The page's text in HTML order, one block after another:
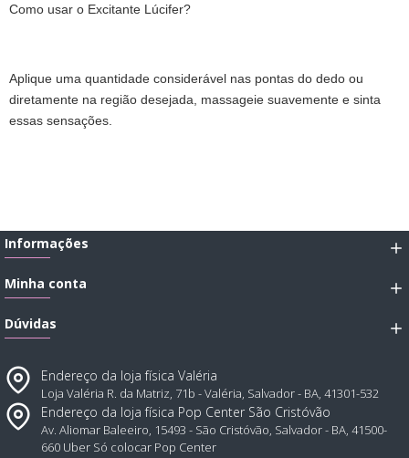
Como usar o Excitante Lúcifer?
Aplique uma quantidade considerável nas pontas do dedo ou
diretamente na região desejada, massageie suavemente e sinta
essas sensações.
Informações
Minha conta
Dúvidas
Endereço da loja física Valéria
Loja Valéria R. da Matriz, 71b - Valéria, Salvador - BA, 41301-532
Endereço da loja física Pop Center São Cristóvão
Av. Aliomar Baleeiro, 15493 - São Cristóvão, Salvador - BA, 41500-
660 Uber Só colocar Pop Center